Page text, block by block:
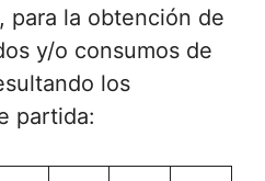
para la obtención de
y/o consumos de
los
partida: